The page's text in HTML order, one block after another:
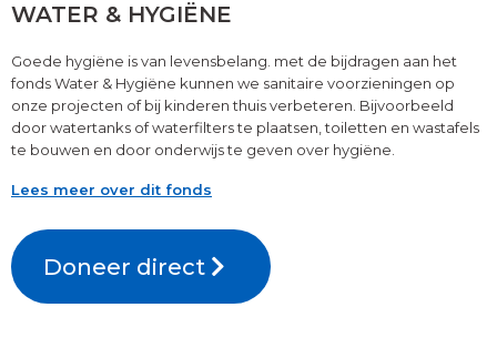
WATER & HYGIËNE
Goede hygiëne is van levensbelang. met de bijdragen aan het
fonds Water & Hygiëne kunnen we sanitaire voorzieningen op
onze projecten of bij kinderen thuis verbeteren. Bijvoorbeeld
door watertanks of waterfilters te plaatsen, toiletten en wastafels
te bouwen en door onderwijs te geven over hygiëne.
Lees meer over dit fonds
Doneer direct